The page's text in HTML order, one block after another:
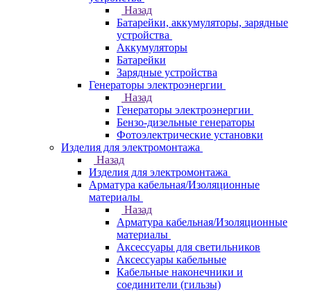
Назад
Батарейки, аккумуляторы, зарядные
устройства
Аккумуляторы
Батарейки
Зарядные устройства
Генераторы электроэнергии
Назад
Генераторы электроэнергии
Бензо-дизельные генераторы
Фотоэлектрические установки
Изделия для электромонтажа
Назад
Изделия для электромонтажа
Арматура кабельная/Изоляционные
материалы
Назад
Арматура кабельная/Изоляционные
материалы
Аксессуары для светильников
Аксессуары кабельные
Кабельные наконечники и
соединители (гильзы)